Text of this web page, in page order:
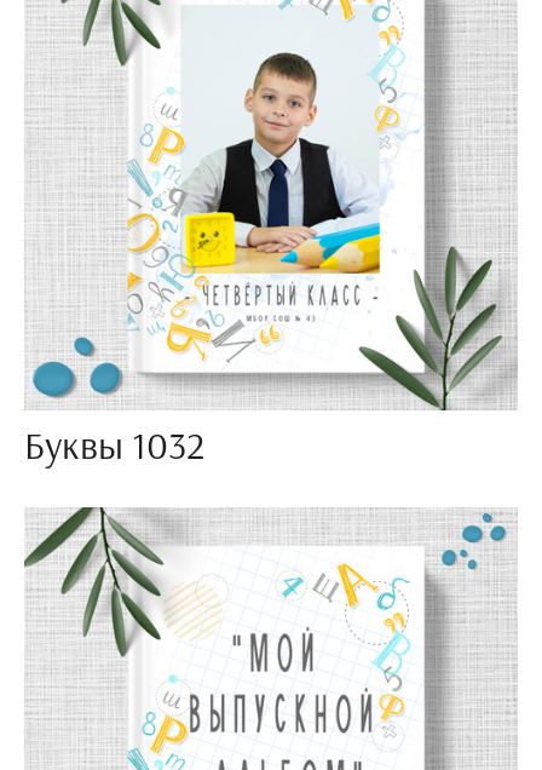
Буквы 1032